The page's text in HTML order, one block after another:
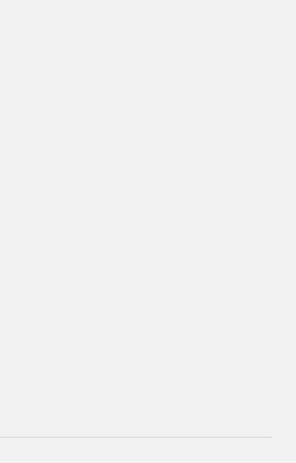
безопасности удобно и
безопасности и
отражайте самые сложные